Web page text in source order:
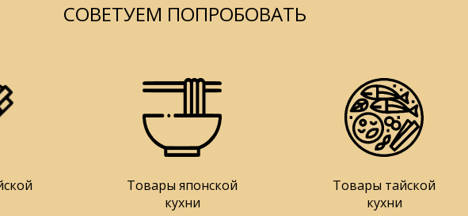
СОВЕТУЕМ ПОПРОБОВАТЬ
Товары японской
кухни
Товары тайской
кухни